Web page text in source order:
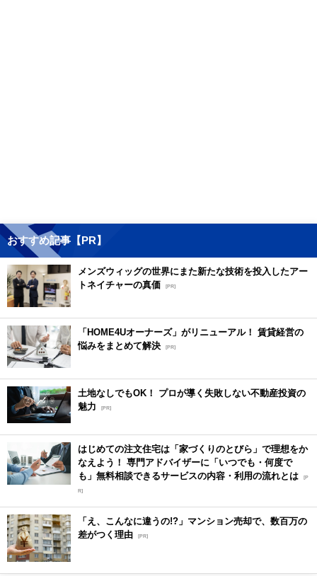
おすすめ記事【PR】
メンズウィッグの世界にまた新たな技術を投入したアー
トネイチャーの真価 [PR]
「HOME4Uオーナーズ」がリニューアル！ 賃貸経営の
悩みをまとめて解決 [PR]
土地なしでもOK！ プロが導く失敗しない不動産投資の
魅力
[PR]
はじめての注文住宅は「家づくりのとびら」で理想をか
なえよう！ 専門アドバイザーに「いつでも・何度で
も」無料相談できるサービスの内容・利用の流れとは [P
R]
「え、こんなに違うの!?」マンション売却で、数百万の
差がつく理由 [PR]